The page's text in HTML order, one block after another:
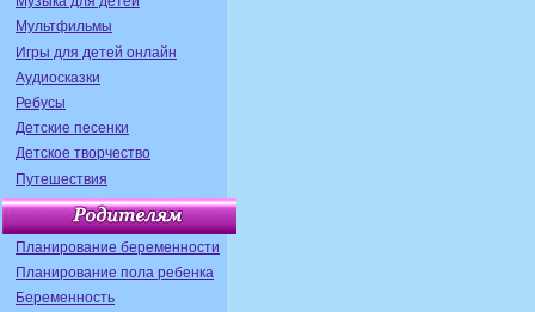
Мультфильмы
Игры для детей онлайн
Аудиосказки
Ребусы
Детские песенки
Детское творчество
Путешествия
Планирование беременности
Планирование пола ребенка
Беременность